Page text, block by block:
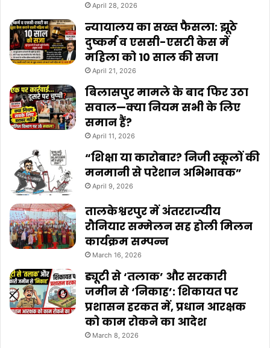
April 28, 2026
न्यायालय का सख्त फैसला: झूठे
दुष्कर्म व एससी-एसटी केस में
महिला को 10 साल की सजा
April 21, 2026
बिलासपुर मामले के बाद फिर उठा
सवाल—क्या नियम सभी के लिए
समान हैं?
April 11, 2026
“शिक्षा या कारोबार? निजी स्कूलों की
मनमानी से परेशान अभिभावक”
April 9, 2026
तालकेश्वरपुर में अंतरराज्यीय
रौनियार सम्मेलन सह होली मिलन
कार्यक्रम सम्पन्न
March 16, 2026
ड्यूटी से ‘तलाक’ और सरकारी
जमीन से ‘निकाह’: शिकायत पर
प्रशासन हरकत में, प्रधान आरक्षक
को काम रोकने का आदेश
March 8, 2026